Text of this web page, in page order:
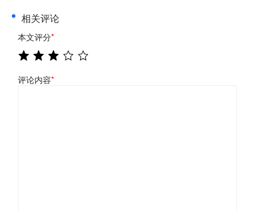
相关评论
本文评分*
评论内容*